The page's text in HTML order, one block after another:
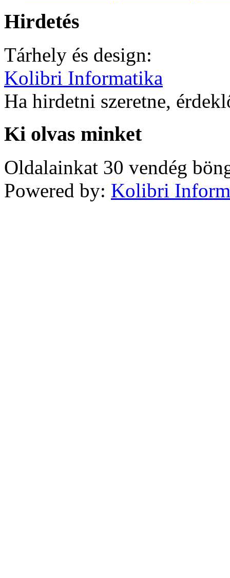
Hirdetés
Tárhely és design:
Kolibri Informatika
Ha hirdetni szeretne,
Ki olvas minket
Oldalainkat 30 vendég
Powered by: Kolibri